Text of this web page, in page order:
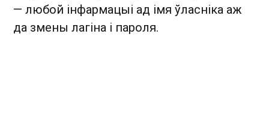
— любой інфармацыі ад імя ўласніка аж
да змены лагіна і пароля.